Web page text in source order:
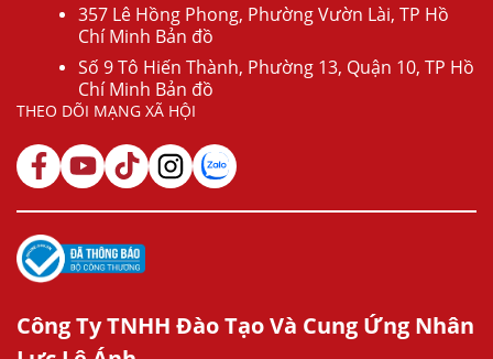
357 Lê Hồng Phong, Phường Vườn Lài, TP Hồ
Chí Minh Bản đồ
Số 9 Tô Hiến Thành, Phường 13, Quận 10, TP Hồ
Chí Minh Bản đồ
THEO DÕI MẠNG XÃ HỘI
Công Ty TNHH Đào Tạo Và Cung Ứng Nhân